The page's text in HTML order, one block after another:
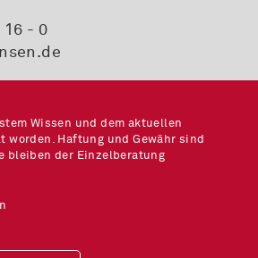
16 - 0
Wissen und dem aktuellen
Haftung und Gewähr sind
bleiben der Einzelberatung